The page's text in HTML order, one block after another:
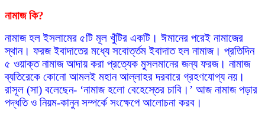
নামাজ কি?
নামাজ হল ইসলামের ৫টি মূল খুঁটির একটি। ঈমানের পরেই নামাজের
স্থান। ফরজ ইবাদাতের মধ্যে সবোর্ত্তম ইবাদাত হল নামাজ। প্রতিদিন
৫ ওয়াক্ত নামাজ আদায় করা প্রত্যেক মুসলমানের জন্য ফরজ। নামাজ
ব্যতিরেকে কোনো আমলই মহান আল্লাহর দরবারে গ্রহণযোগ্য নয়।
রাসূল (সা) বলেছেন- ‘নামাজ হলো বেহেস্তের চাবি।’ আজ নামাজ পড়ার
পদ্ধতি ও নিয়ম-কানুন সম্পর্কে সংক্ষেপে আলোচনা করব।